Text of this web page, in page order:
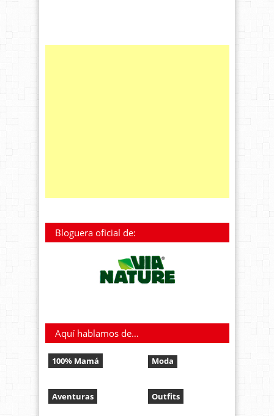
Bloguera oficial de:
Aquí hablamos de…
100% Mamá
Aventuras
Moda
Outfits